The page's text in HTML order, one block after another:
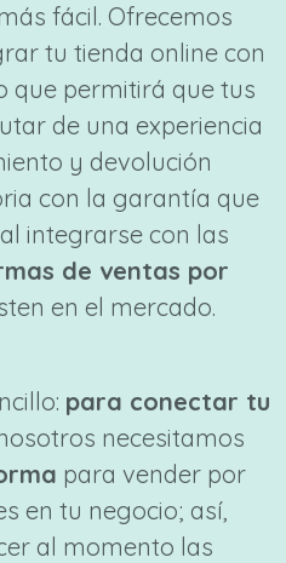
fácil. Ofrecemos
tu tienda online con
que permitirá que tus
de una experiencia
y devolución
con la garantía que
integrarse con las
de ventas por
en el mercado.
para conectar tu
necesitamos
para vender por
en tu negocio; así,
al momento las